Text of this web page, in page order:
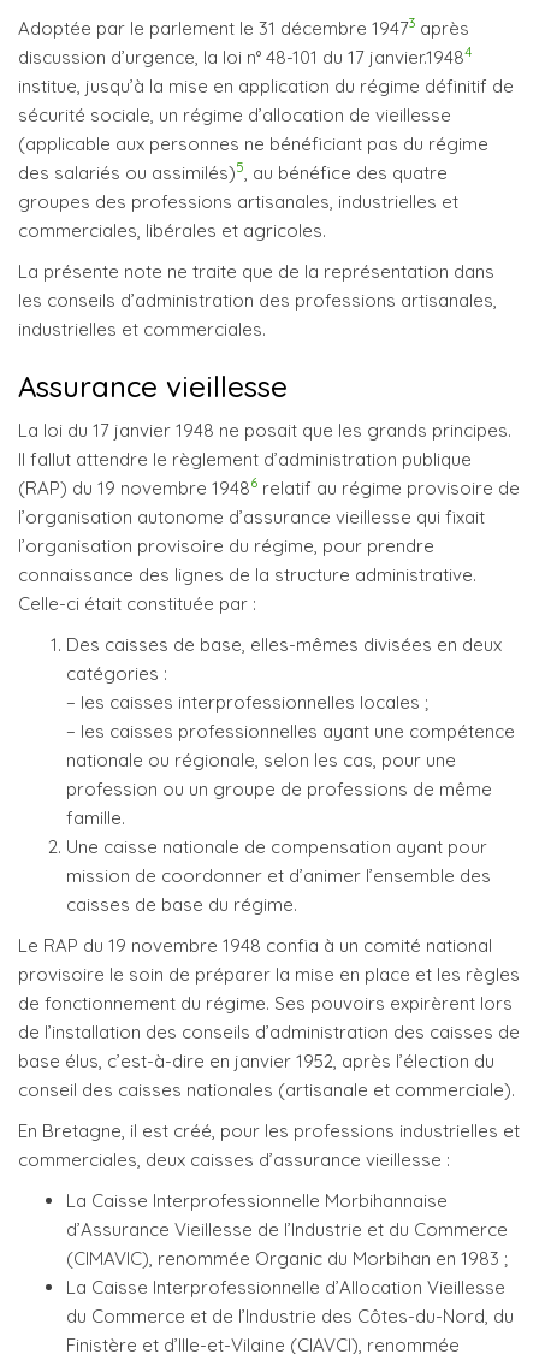
Adoptée par le parlement le 31 décembre 19473 après
discussion d’urgence, la loi n° 48-101 du 17 janvier.19484
institue, jusqu’à la mise en application du régime définitif de
sécurité sociale, un régime d’allocation de vieillesse
(applicable aux personnes ne bénéficiant pas du régime
des salariés ou assimilés)5, au bénéfice des quatre
groupes des professions artisanales, industrielles et
commerciales, libérales et agricoles.
La présente note ne traite que de la représentation dans
les conseils d’administration des professions artisanales,
industrielles et commerciales.
Assurance vieillesse
La loi du 17 janvier 1948 ne posait que les grands principes.
Il fallut attendre le règlement d’administration publique
(RAP) du 19 novembre 19486 relatif au régime provisoire de
l’organisation autonome d’assurance vieillesse qui fixait
l’organisation provisoire du régime, pour prendre
connaissance des lignes de la structure administrative.
Celle-ci était constituée par :
Des caisses de base, elles-mêmes divisées en deux
catégories :
− les caisses interprofessionnelles locales ;
− les caisses professionnelles ayant une compétence
nationale ou régionale, selon les cas, pour une
profession ou un groupe de professions de même
famille.
Une caisse nationale de compensation ayant pour
mission de coordonner et d’animer l’ensemble des
caisses de base du régime.
Le RAP du 19 novembre 1948 confia à un comité national
provisoire le soin de préparer la mise en place et les règles
de fonctionnement du régime. Ses pouvoirs expirèrent lors
de l’installation des conseils d’administration des caisses de
base élus, c’est-à-dire en janvier 1952, après l’élection du
conseil des caisses nationales (artisanale et commerciale).
En Bretagne, il est créé, pour les professions industrielles et
commerciales, deux caisses d’assurance vieillesse :
La Caisse Interprofessionnelle Morbihannaise
d’Assurance Vieillesse de l’Industrie et du Commerce
(CIMAVIC), renommée Organic du Morbihan en 1983 ;
La Caisse Interprofessionnelle d’Allocation Vieillesse
du Commerce et de l’Industrie des Côtes-du-Nord, du
Finistère et d’Ille-et-Vilaine (CIAVCI), renommée